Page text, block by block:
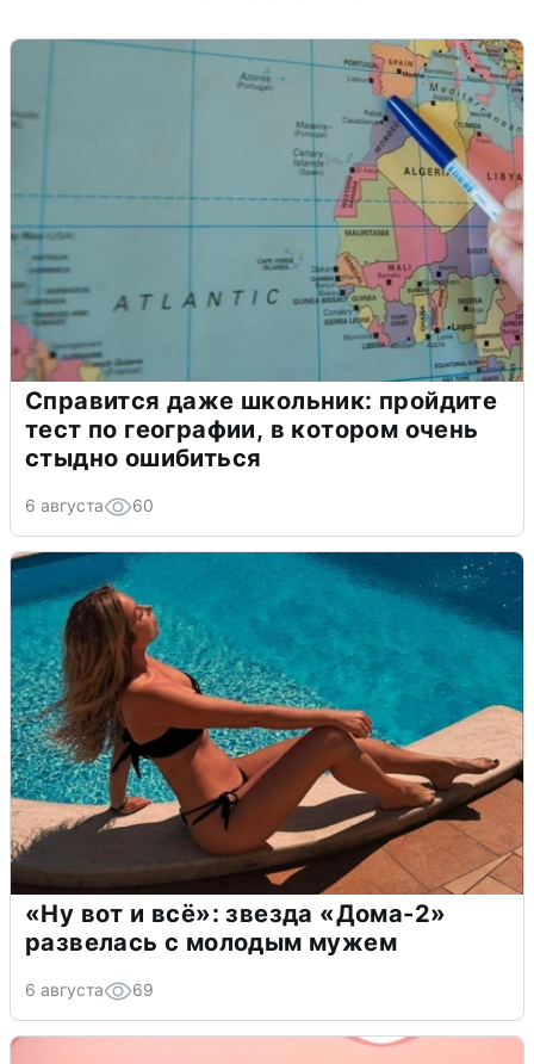
Справится даже школьник: пройдите
тест по географии, в котором очень
стыдно ошибиться
6 августа 60
«Ну вот и всё»: звезда «Дома-2»
развелась с молодым мужем
6 августа 69